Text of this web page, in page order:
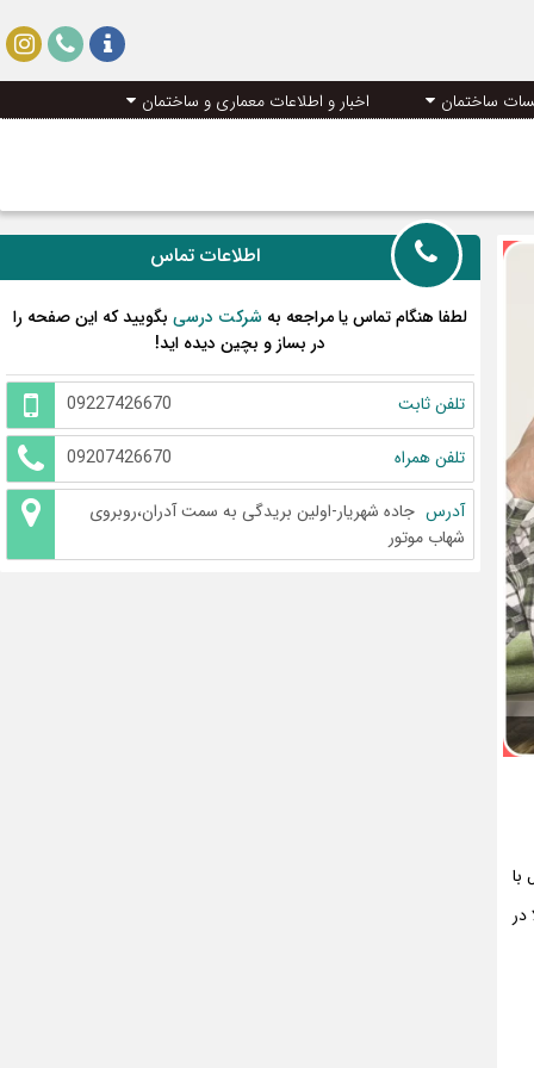
ساختمان اخبار و اطلاعات معماری و ساختمان
اطلاعات تماس
لطفا هنگام تماس یا مراجعه به شرکت درسیبگویید که این صفحه را
در بساز و بچین دیده اید!
تلفن ثابت 09227426670
تلفن همراه 09207426670
آدرس جاده شهریار-اولین بریدگی به سمت آدران،روبروی
شهاب موتور
در